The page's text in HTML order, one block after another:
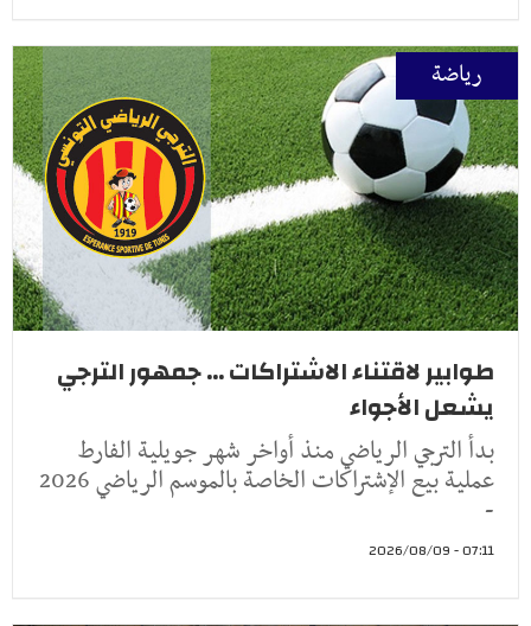
رياضة
طوابير لاقتناء الاشتراكات ... جمهور الترجي
يشعل الأجواء
بدأ الترجي الرياضي منذ أواخر شهر جويلية الفارط
عملية بيع الإشتراكات الخاصة بالموسم الرياضي 2026
-
07:11 - 2026/08/09